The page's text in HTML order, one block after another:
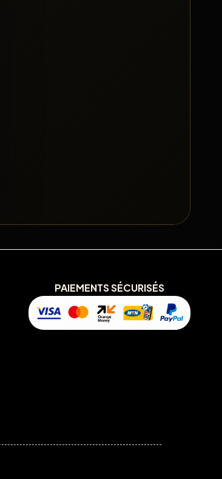
PAIEMENTS SÉCURISÉS